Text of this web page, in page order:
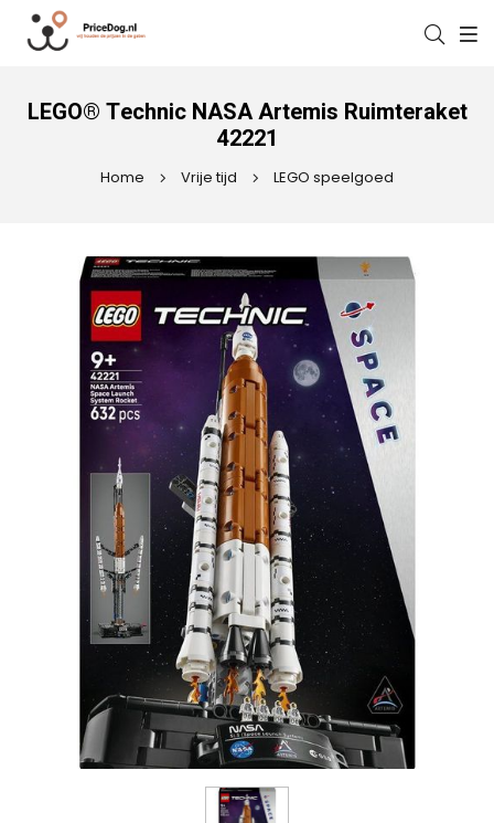
LEGO® Technic NASA Artemis Ruimteraket
42221
Home Vrije tijd LEGO speelgoed